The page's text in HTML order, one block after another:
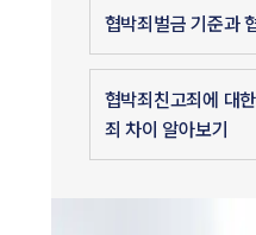
협박죄벌금 기준과
협박죄친고죄에 대
죄 차이 알아보기